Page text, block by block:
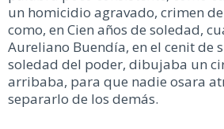
un homicidio agravado, crimen
como, en Cien años de soledad,
Aureliano Buendía, en el cenit de
soledad del poder, dibujaba un
arribaba, para que nadie osara
separarlo de los demás.